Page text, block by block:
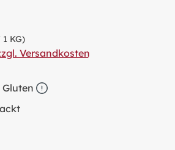
KG)
Versandkosten